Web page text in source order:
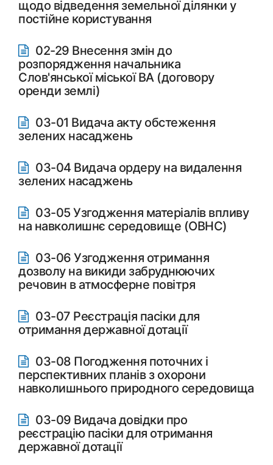
щодо відведення земельної ділянки у
постійне користування
02-29 Внесення змін до
розпорядження начальника
Слов'янської міської ВА (договору
оренди землі)
03-01 Видача акту обстеження
зелених насаджень
03-04 Видача ордеру на видалення
зелених насаджень
03-05 Узгодження матеріалів впливу
на навколишнє середовище (ОВНС)
03-06 Узгодження отримання
дозволу на викиди забруднюючих
речовин в атмосферне повітря
03-07 Реєстрація пасіки для
отримання державної дотації
03-08 Погодження поточних і
перспективних планів з охорони
навколишнього природного середовища
03-09 Видача довідки про
реєстрацію пасіки для отримання
державної дотації